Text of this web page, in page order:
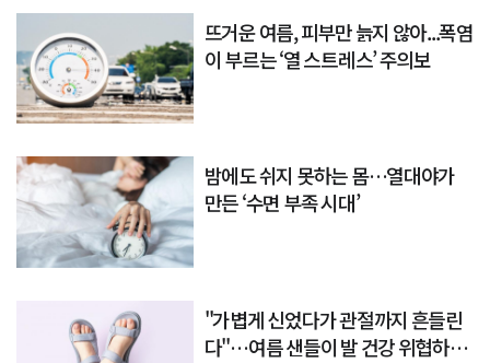
뜨거운 여름, 피부만 늙지 않아...폭염
이 부르는 ‘열 스트레스’ 주의보
밤에도 쉬지 못하는 몸…열대야가
만든 ‘수면 부족 시대’
"가볍게 신었다가 관절까지 흔들린
다"…여름 샌들이 발 건강 위협하는